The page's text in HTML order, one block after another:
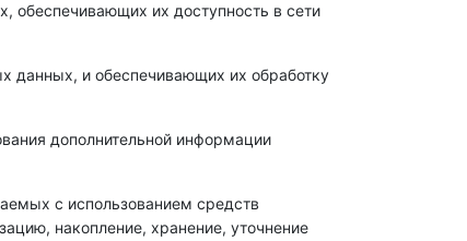
обеспечивающих их доступность в сети
данных, и обеспечивающих их обработку
дополнительной информации
с использованием средств
накопление, хранение, уточнение